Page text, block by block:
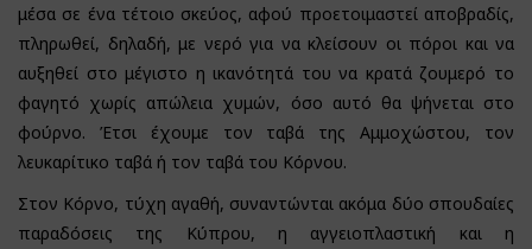
μέσα σε ένα τέτοιο σκεύος, αφού προετοιμαστεί αποβραδίς,
πληρωθεί, δηλαδή, με νερό για να κλείσουν οι πόροι και να
αυξηθεί στο μέγιστο η ικανότητά του να κρατά ζουμερό το
φαγητό χωρίς απώλεια χυμών, όσο αυτό θα ψήνεται στο
φούρνο. Έτσι έχουμε τον ταβά της Αμμοχώστου, τον
λευκαρίτικο ταβά ή τον ταβά του Κόρνου.
Στον Κόρνο, τύχη αγαθή, συναντώνται ακόμα δύο σπουδαίες
παραδόσεις της Κύπρου, η αγγειοπλαστική και η